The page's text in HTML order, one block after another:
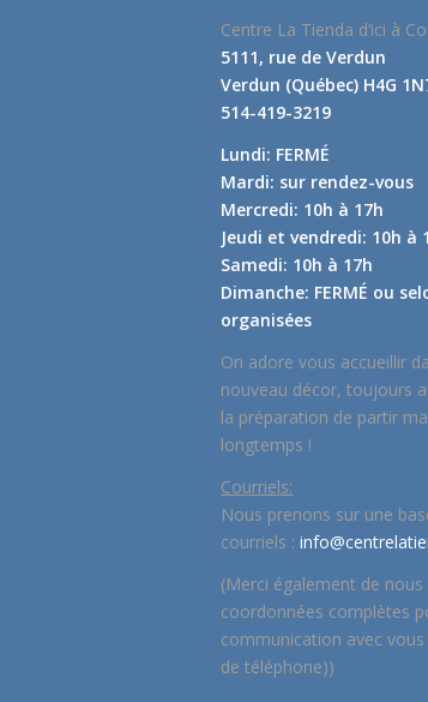
Centre La Tienda d’ici à
5111, rue de Verdun
Verdun (Québec) H4G
514-419-3219
Lundi: FERMÉ
Mardi: sur rendez-vous
Mercredi: 10h à 17h
Jeudi et vendredi: 10h à
Samedi: 10h à 17h
Dimanche: FERMÉ ou
organisées
On adore vous accueillir
nouveau décor, toujours
la préparation de partir
longtemps !
Courriels:
Nous prenons sur une
courriels :
(Merci également de nous
coordonnées complètes
communication avec
de téléphone))